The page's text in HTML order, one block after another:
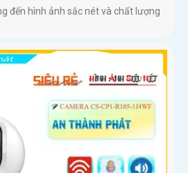
đến hình ảnh sắc nét và chất lượng